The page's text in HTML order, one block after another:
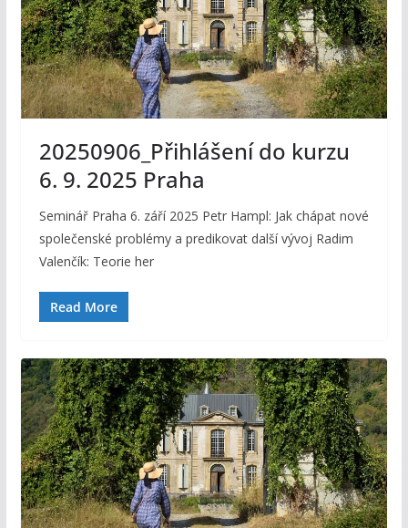
20250906_Přihlášení do kurzu
6. 9. 2025 Praha
Seminář Praha 6. září 2025 Petr Hampl: Jak chápat nové
společenské problémy a predikovat další vývoj Radim
Valenčík: Teorie her
Read More